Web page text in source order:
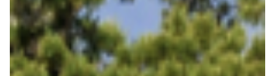
Resilienz bezeichnet die psychische
Widerstandskraft, die es uns ermöglicht,
Herausforderungen, Stress und Krisen zu
bewältigen und gestärkt daraus hervorzugehen. Es
geht darum, sich von Rückschlägen zu erholen und